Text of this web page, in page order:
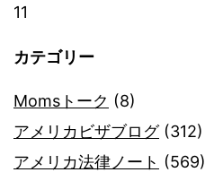
11
カテゴリー
Momsトーク (8)
アメリカビザブログ(312)
アメリカ法律ノート (569)